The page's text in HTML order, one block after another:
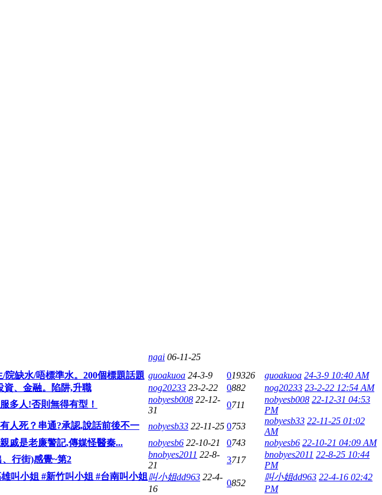
ngai 06-11-25
缺水/唔標準水。200個標題話題 guoakuoa 24-3-9 019326 guoakuoa 24-3-9 10:40 AM
資、金融。陷阱,升職 nog20233 23-2-22 0882 nog20233 23-2-22 12:54 AM
多人!否則無得有型！ nobyesb008 22-12-
31
0711
nobyesb008 22-12-31 04:53
PM
人死？串通?承認,說話前後不一 nobyesb33 22-11-25 0753
nobyesb33 22-11-25 01:02
AM
戚是老廉警記,傳媒怪醫秦... nobyesb6 22-10-21 0743 nobyesb6 22-10-21 04:09 AM
行街)感覺~第2 bnobyes2011 22-8-
21
3717
bnobyes2011 22-8-25 10:44
PM
叫小姐 #新竹叫小姐 #台南叫小姐 叫小姐dd963 22-4-
16
0852
叫小姐dd963 22-4-16 02:42
PM